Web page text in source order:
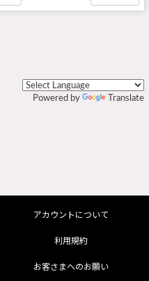
Powered by Translate
アカウントについて
利用規約
お客さまへのお願い